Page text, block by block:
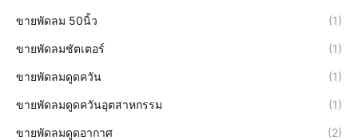
ขายพัดลม 50นิ้ว (1)
ขายพัดลมชัตเตอร์ (1)
ขายพัดลมดูดควัน (1)
ขายพัดลมดูดควันอุตสาหกรรม (1)
ขายพัดลมดูดอากาศ (2)